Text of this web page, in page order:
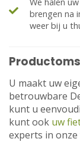
brengen na
weer bij u
U maakt uw
betrouwbare
kunt u
kunt ook uw
experts in